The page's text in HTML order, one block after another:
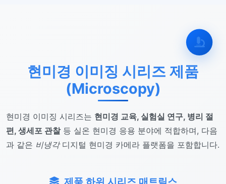
현미경 이미징 시리즈 제품
(Microscopy)
현미경 이미징 시리즈는 현미경 교육, 실험실 연구, 병리 절
편, 생세포 관찰등 실온 현미경 응용 분야에 적합하며, 다음
과 같은 비냉각디지털 현미경 카메라 플랫폼을 포함합니다.